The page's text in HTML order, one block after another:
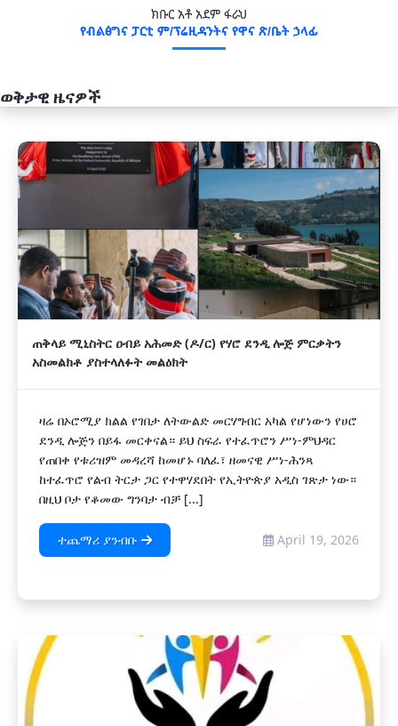
ክቡር አቶ አደም ፋራህ
የብልፅግና ፓርቲ ም/ፕሬዚዳንትና የዋና ጽ/ቤት ኃላፊ
ወቅታዊ ዜናዎች
አዲስ
ጠቅላይ ሚኒስትር ዐብይ አሕመድ (ዶ/ር) የሃሮ ደንዲ ሎጅ ምርቃትን
አስመልክቶ ያስተላለፉት መልዕክት
ዛሬ በኦሮሚያ ክልል የገበታ ለትውልድ መርሃግብር አካል የሆነውን የሀሮ
ደንዲ ሎጅን በይፋ መርቀናል። ‎ይህ ስፍራ የተፈጥሮን ሥነ-ምህዳር
የጠበቀ የቱሪዝም መዳረሻ ከመሆኑ ባለፈ፣ ዘመናዊ ሥነ-ሕንጻ
ከተፈጥሮ የልብ ትርታ ጋር የተዋሃደበት የኢትዮጵያ አዲስ ገጽታ ነው።
በዚህ ቦታ የቆመው ግንባታ ብቻ [...]
ተጨማሪ ያንብቡ April 19, 2026